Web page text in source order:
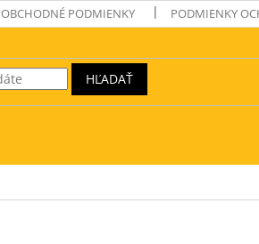
OBCHODNÉ PODMIENKY PODMIENKY
HĽADAŤ